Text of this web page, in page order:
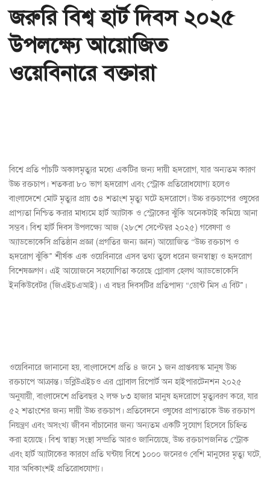
জরুরি বিশ্ব হার্ট দিবস ২০২৫
উপলক্ষ্যে আয়োজিত
ওয়েবিনারে বক্তারা
বিশ্বে প্রতি পাঁচটি অকালমৃত্যুর মধ্যে একটির জন্য দায়ী হৃদরোগ, যার অন্যতম কারণ
উচ্চ রক্তচাপ। শতকরা ৮০ ভাগ হৃদরোগ এবং স্ট্রোক প্রতিরোধযোগ্য হলেও
বাংলাদেশে মোট মৃত্যুর প্রায় ৩৪ শতাংশ মৃত্যু ঘটে হৃদরোগে। উচ্চ রক্তচাপের ওষুধের
প্রাপ্যতা নিশ্চিত করার মাধ্যমে হার্ট অ্যাটাক ও স্ট্রোকের ঝুঁকি অনেকটাই কমিয়ে আনা
সম্ভব। বিশ্ব হার্ট দিবস উপলক্ষ্যে আজ (২৮শে সেপ্টেম্বর ২০২৫) গবেষণা ও
অ্যাডভোকেসি প্রতিষ্ঠান প্রজ্ঞা (প্রগতির জন্য জ্ঞান) আয়োজিত “উচ্চ রক্তচাপ ও
হৃদরোগ ঝুঁকি” শীর্ষক এক ওয়েবিনারে এসব তথ্য তুলে ধরেন জনস্বাস্থ্য ও হৃদরোগ
বিশেষজ্ঞগণ। এই আয়োজনে সহযোগিতা করেছে গ্লোবাল হেলথ অ্যাডভোকেসি
ইনকিউবেটর (জিএইচএআই)। এ বছর দিবসটির প্রতিপাদ্য “ডোন্ট মিস এ বিট”।
ওয়েবিনারে জানানো হয়, বাংলাদেশে প্রতি ৪ জনে ১ জন প্রাপ্তবয়স্ক মানুষ উচ্চ
রক্তচাপে আক্রান্ত। ডব্লিউএইচও এর গ্লোবাল রিপোর্ট অন হাইপারটেনশন ২০২৫
অনুযায়ী, বাংলাদেশে প্রতিবছর ২ লক্ষ ৮৩ হাজার মানুষ হৃদরোগে মৃত্যুবরণ করে, যার
৫২ শতাংশের জন্য দায়ী উচ্চ রক্তচাপ। প্রতিবেদনে ওষুধের প্রাপ্যতাকে উচ্চ রক্তচাপ
নিয়ন্ত্রণ এবং অসংখ্য জীবন বাঁচানোর জন্য অন্যতম একটি সুযোগ হিসেবে চিহ্নিত
করা হয়েছে। বিশ্ব স্বাস্থ্য সংস্থা সম্প্রতি আরও জানিয়েছে, উচ্চ রক্তচাপজনিত স্ট্রোক
এবং হার্ট অ্যাটাকের কারণে প্রতি ঘন্টায় বিশ্বে ১০০০ জনেরও বেশি মানুষের মৃত্যু ঘটে,
যার অধিকাংশই প্রতিরোধযোগ্য।